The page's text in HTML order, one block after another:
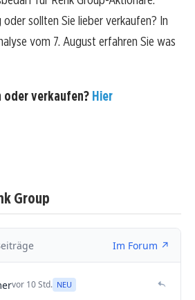
sollten Sie lieber verkaufen? In
vom 7. August erfahren Sie was
oder verkaufen? Hier
Group